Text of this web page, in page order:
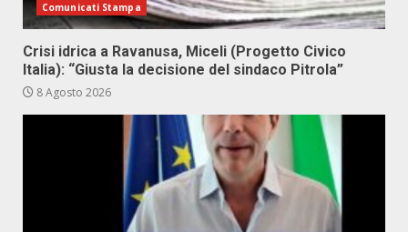
Comunicati Stampa
Crisi idrica a Ravanusa, Miceli (Progetto Civico
Italia): “Giusta la decisione del sindaco Pitrola”
8 Agosto 2026